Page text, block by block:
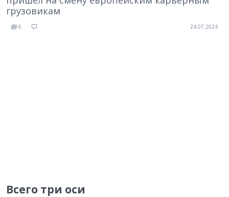
грузовикам
6 24.07.2024
Всего три оси